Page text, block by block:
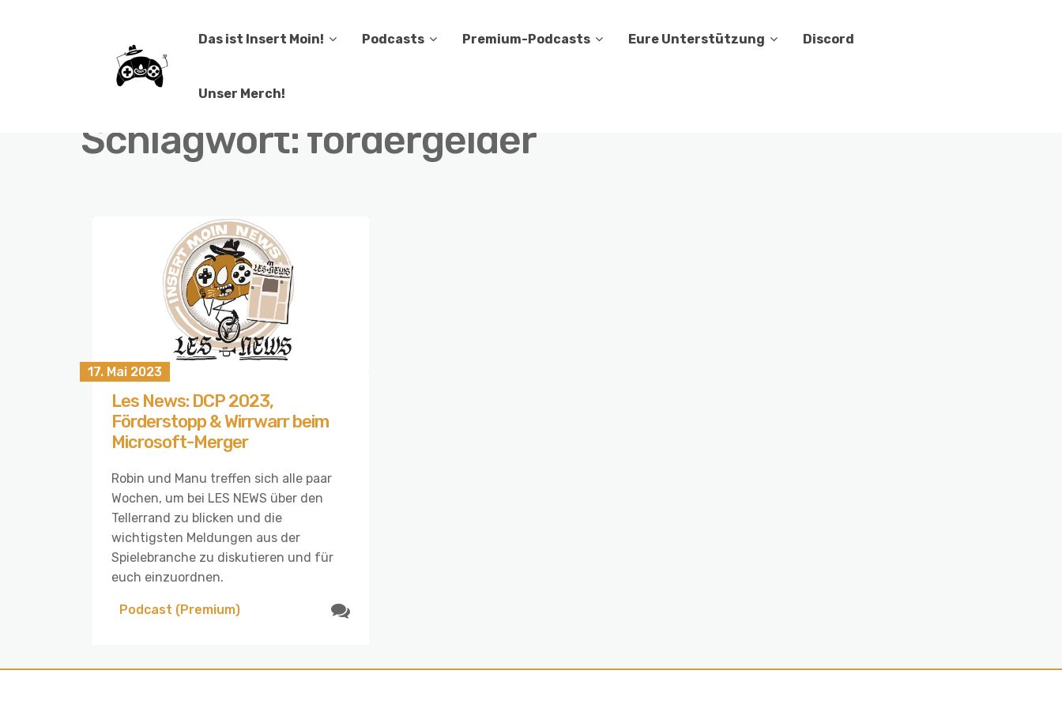
Das ist Insert Moin! Podcasts Premium-Podcasts Eure Unterstützung Discord
Unser Merch!
Schlagwort: fördergelder
17. Mai 2023
Les News: DCP 2023,
Förderstopp & Wirrwarr beim
Microsoft-Merger
Robin und Manu treffen sich alle paar
Wochen, um bei LES NEWS über den
Tellerrand zu blicken und die
wichtigsten Meldungen aus der
Spielebranche zu diskutieren und für
euch einzuordnen.
Podcast (Premium)